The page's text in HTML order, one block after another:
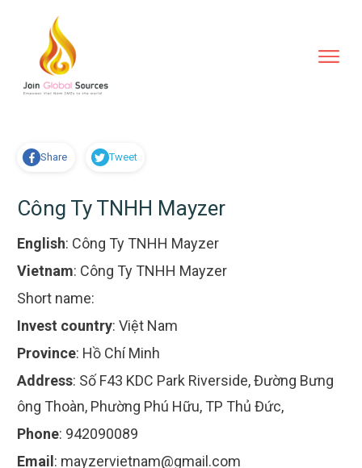
Share Tweet
Công Ty TNHH Mayzer
English: Công Ty TNHH Mayzer
Vietnam: Công Ty TNHH Mayzer
Short name:
Invest country: Việt Nam
Province: Hồ Chí Minh
Address: Số F43 KDC Park Riverside, Đường Bưng
ông Thoàn, Phường Phú Hữu, TP Thủ Đức,
Phone: 942090089
Email : mayzervietnam@gmail.com